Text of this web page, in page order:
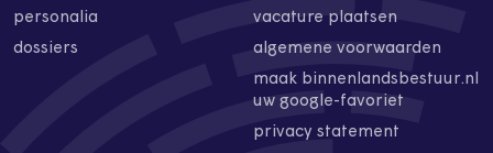
personalia
dossiers
vacature plaatsen
algemene voorwaarden
maak binnenlandsbestuur.nl
uw google-favoriet
privacy statement